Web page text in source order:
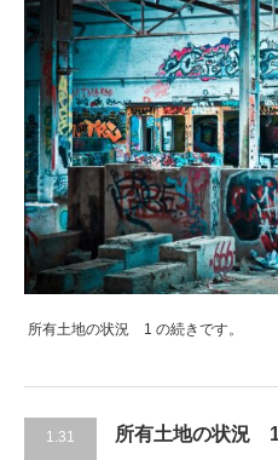
所有土地の状況 1 の続きです。
1.31
所有土地の状況